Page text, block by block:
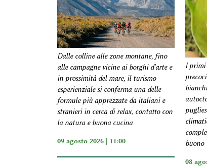
Dalle colline alle zone montane, fino
alle campagne vicine ai borghi d'arte e
in prossimità del mare, il turismo
esperienziale si conferma una delle
formule più apprezzate da italiani e
stranieri in cerca di relax, contatto con
la natura e buona cucina
09 agosto 2026 | 11:00
I primi
buono
08